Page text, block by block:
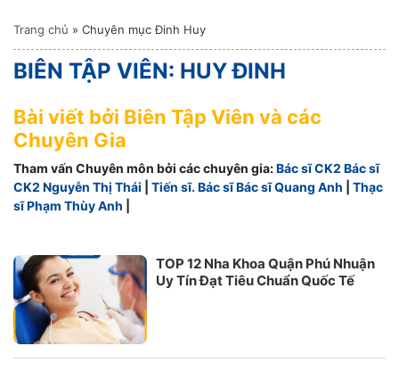
Trang chủ » Chuyên mục Đinh Huy
BIÊN TẬP VIÊN: HUY ĐINH
Bài viết bởi Biên Tập Viên và các
Chuyên Gia
Tham vấn Chuyên môn bởi các chuyên gia:Bác sĩ CK2 Bác sĩ
CK2 Nguyễn Thị Thái
Tiến sĩ. Bác sĩ Bác sĩ Quang Anh
Thạc
sĩ Phạm Thùy Anh
TOP 12 Nha Khoa Quận Phú Nhuận
Uy Tín Đạt Tiêu Chuẩn Quốc Tế